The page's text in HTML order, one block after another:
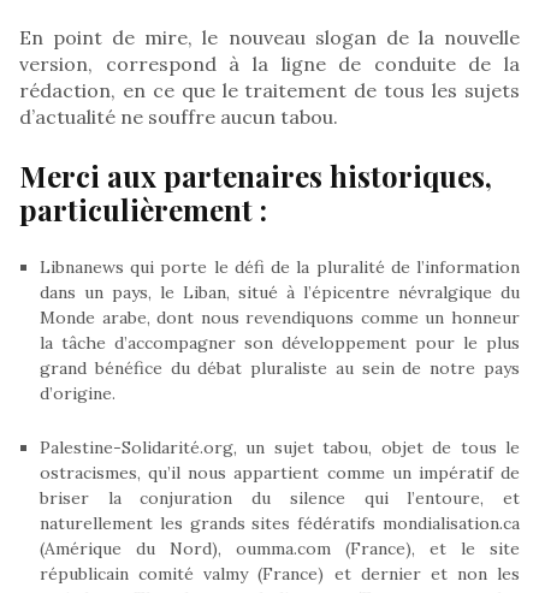
En point de mire, le nouveau slogan de la nouvelle
version, correspond à la ligne de conduite de la
rédaction, en ce que le traitement de tous les sujets
d’actualité ne souffre aucun tabou.
Merci aux partenaires historiques,
particulièrement :
Libnanews qui porte le défi de la pluralité de l’information
dans un pays, le Liban, situé à l’épicentre névralgique du
Monde arabe, dont nous revendiquons comme un honneur
la tâche d’accompagner son développement pour le plus
grand bénéfice du débat pluraliste au sein de notre pays
d’origine.
Palestine-Solidarité.org, un sujet tabou, objet de tous le
ostracismes, qu’il nous appartient comme un impératif de
briser la conjuration du silence qui l’entoure, et
naturellement les grands sites fédératifs mondialisation.ca
(Amérique du Nord), oumma.com (France), et le site
républicain comité valmy (France) et dernier et non les